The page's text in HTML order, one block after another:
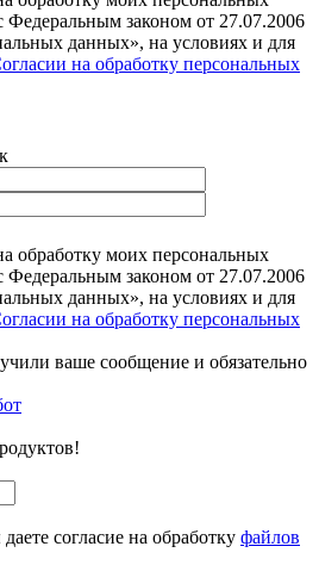
Федеральным законом от 27.07.2006
данных», на условиях и для
на обработку персональных
обработку моих персональных
Федеральным законом от 27.07.2006
данных», на условиях и для
на обработку персональных
ваше сообщение и обязательно
согласие на обработку файлов